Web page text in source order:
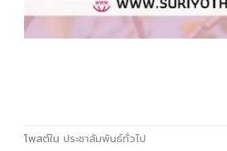
โพสต์ใน ประชาสัมพันธ์ทั่วไป